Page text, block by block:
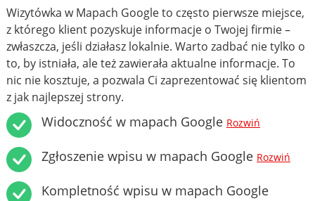
Wizytówka w Mapach Google to często pierwsze miejsce,
z którego klient pozyskuje informacje o Twojej firmie –
zwłaszcza, jeśli działasz lokalnie. Warto zadbać nie tylko o
to, by istniała, ale też zawierała aktualne informacje. To
nic nie kosztuje, a pozwala Ci zaprezentować się klientom
z jak najlepszej strony.
Widoczność w mapach Google Rozwiń
Zgłoszenie wpisu w mapach Google Rozwiń
Kompletność wpisu w mapach Google